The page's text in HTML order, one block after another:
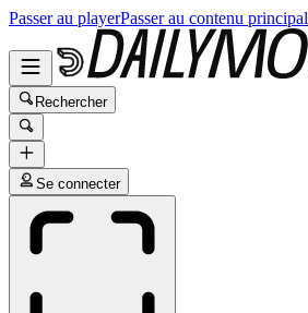
Passer au playerPasser au contenu principal
Rechercher
Se connecter